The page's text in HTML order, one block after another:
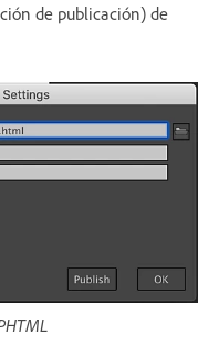
de publicación) de